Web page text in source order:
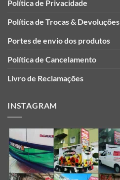
Política de Privacidade
Política de Trocas & Devoluções
Portes de envio dos produtos
Política de Cancelamento
Livro de Reclamações
INSTAGRAM